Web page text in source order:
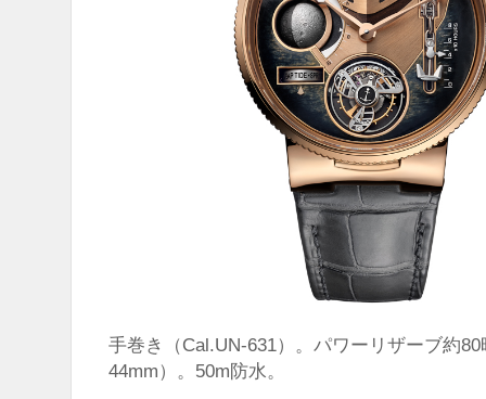
手巻き（Cal.UN-631）。パワーリザーブ約
44mm）。50m防水。